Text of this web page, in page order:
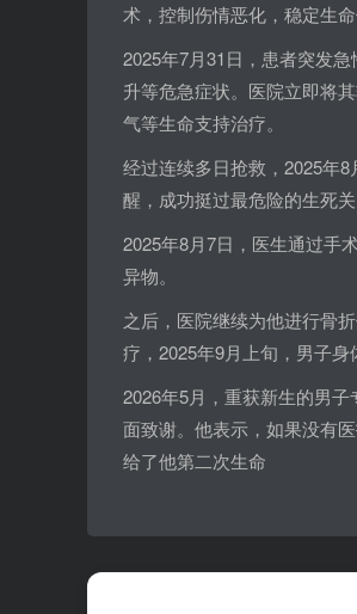
术，控制伤情恶化，稳定生
2025年7月31日，患者突发
升等危急症状。医院立即将
气等生命支持治疗。
经过连续多日抢救，2025年
醒，成功挺过最危险的生死
2025年8月7日，医生通过手
异物。
之后，医院继续为他进行骨
疗，2025年9月上旬，男子
2026年5月，重获新生的男
面致谢。他表示，如果没有
给了他第二次生命